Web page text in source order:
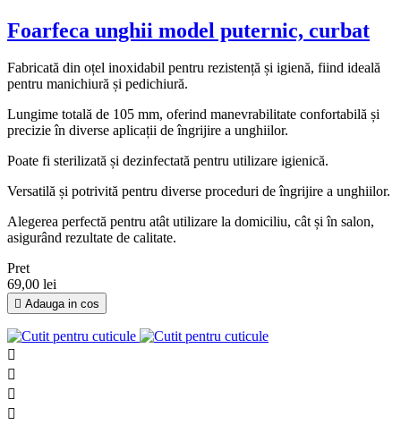
Foarfeca unghii model puternic, curbat
Fabricată din oțel inoxidabil pentru rezistență și igienă, fiind ideală
pentru manichiură și pedichiură.
Lungime totală de 105 mm, oferind manevrabilitate confortabilă și
precizie în diverse aplicații de îngrijire a unghiilor.
Poate fi sterilizată și dezinfectată pentru utilizare igienică.
Versatilă și potrivită pentru diverse proceduri de îngrijire a unghiilor.
Alegerea perfectă pentru atât utilizare la domiciliu, cât și în salon,
asigurând rezultate de calitate.
Pret
69,00 lei
 Adauga in cos



